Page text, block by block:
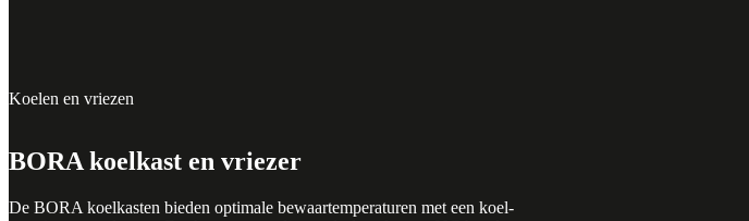
Koelen en vriezen
BORA koelkast en vriezer
De BORA koelkasten bieden optimale bewaartemperaturen met een koel-